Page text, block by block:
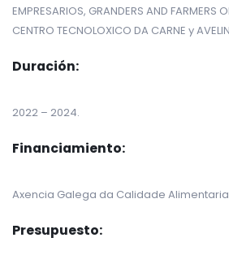
EMPRESARIOS, GRANDERS AND FARMERS
CENTRO TECNOLOXICO DA CARNE y
Duración:
2022 – 2024.
Financiamiento:
Axencia Galega da Calidade
Presupuesto: